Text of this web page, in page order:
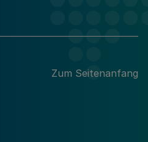
Zum Seitenanfang